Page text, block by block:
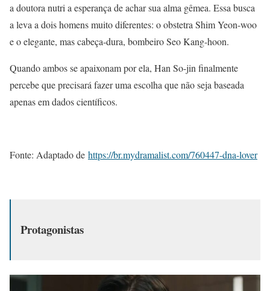
a doutora nutri a esperança de achar sua alma gêmea. Essa busca
a leva a dois homens muito diferentes: o obstetra Shim Yeon-woo
e o elegante, mas cabeça-dura, bombeiro Seo Kang-hoon.
Quando ambos se apaixonam por ela, Han So-jin finalmente
percebe que precisará fazer uma escolha que não seja baseada
apenas em dados científicos.
Fonte: Adaptado de https://br.mydramalist.com/760447-dna-lover
Protagonistas